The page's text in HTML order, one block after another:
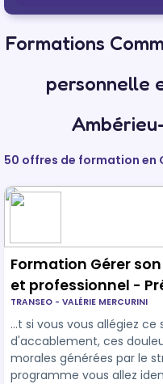
Formations
personnelle
50 offres de formation
personnelle et
Formation Gérer
et
TRANSEO - VALÉRIE MERCURINI
…t si vous vous allégiez
d'accablement, ces
morales générées par le stress ?
programme vous allez